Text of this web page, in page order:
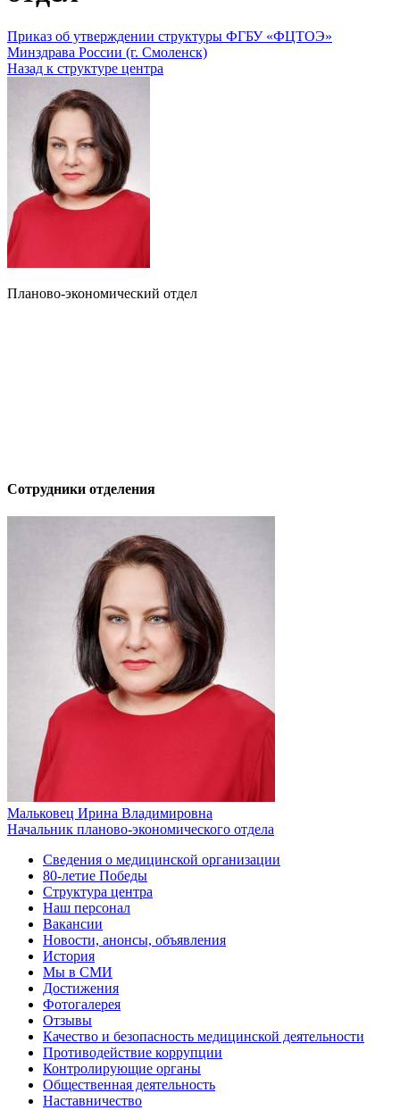
Приказ об утверждении структуры ФГБУ «ФЦТОЭ»
Минздрава России (г. Смоленск)
Назад к структуре центра
Планово-экономический отдел
Сотрудники отделения
Мальковец Ирина Владимировна
Начальник планово-экономического отдела
Сведения о медицинской организации
80-летие Победы
Структура центра
Наш персонал
Вакансии
Новости, анонсы, объявления
История
Мы в СМИ
Достижения
Фотогалерея
Отзывы
Качество и безопасность медицинской деятельности
Противодействие коррупции
Контролирующие органы
Общественная деятельность
Наставничество